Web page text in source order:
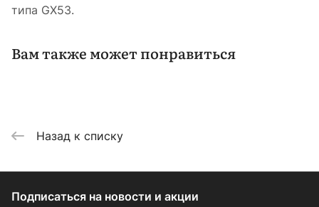
типа GX53.
Вам также может понравиться
Назад к списку
Подписаться на новости и акции